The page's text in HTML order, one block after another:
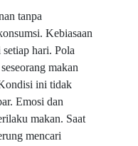
tanpa
Kebiasaan
hari. Pola
makan
ini tidak
Emosi dan
makan. Saat
mencari